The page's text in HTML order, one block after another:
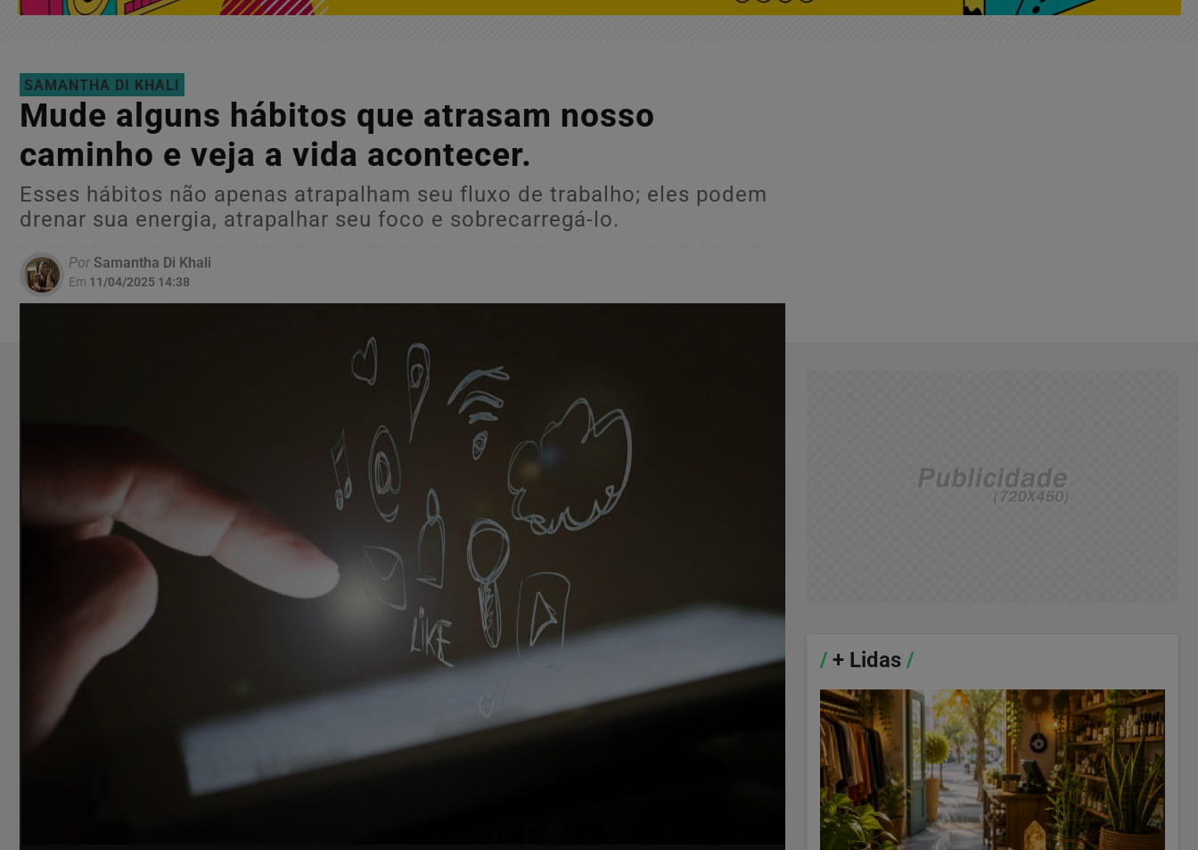
SAMANTHA DI KHALI
Mude alguns hábitos que atrasam nosso
caminho e veja a vida acontecer.
Esses hábitos não apenas atrapalham seu fluxo de trabalho; eles podem
drenar sua energia, atrapalhar seu foco e sobrecarregá-lo.
PorSamantha Di Khali
Em 11/04/2025 14:38
/+ Lidas /